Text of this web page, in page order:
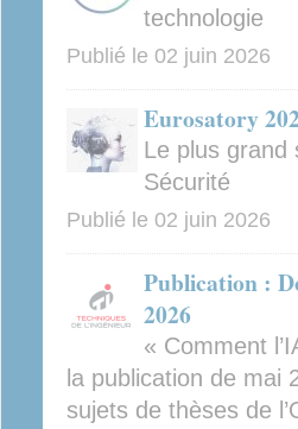
technologie
Publié le 02 juin 2026
Eurosatory
Le plus grand
Sécurité
Publié le 02 juin 2026
Publication :
2026
« Comment
la publication de mai
sujets de thèses de